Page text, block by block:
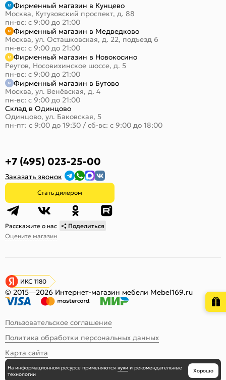
Фирменный магазин в Кунцево
Москва, Кутузовский проспект, д. 88
пн-вс: с 9:00 до 21:00
Фирменный магазин в Медведково
Москва, ул. Осташковская, д. 22, подъезд 6
пн-вс: с 9:00 до 21:00
Фирменный магазин в Новокосино
Реутов, Носовихинское шоссе, д. 5
пн-вс: с 9:00 до 21:00
Фирменный магазин в Бутово
Москва, ул. Венёвская, д. 4
пн-вс: с 9:00 до 21:00
Склад в Одинцово
Одинцово, ул. Баковская, 5
пн-пт: с 9:00 до 19:30 / сб-вс: с 9:00 до 18:00
+7 (495) 023-25-00
Заказать звонок
Стать дилером
Расскажите о нас
Поделиться
Оцените магазин
ИКС 1180
© 2015—2026 Интернет-магазин мебели Mebel169.ru
Пользовательское соглашение
Политика обработки персональных данных
Карта сайта
На информационном ресурсе применяются куки и рекомендательные
технологии
Хорошо